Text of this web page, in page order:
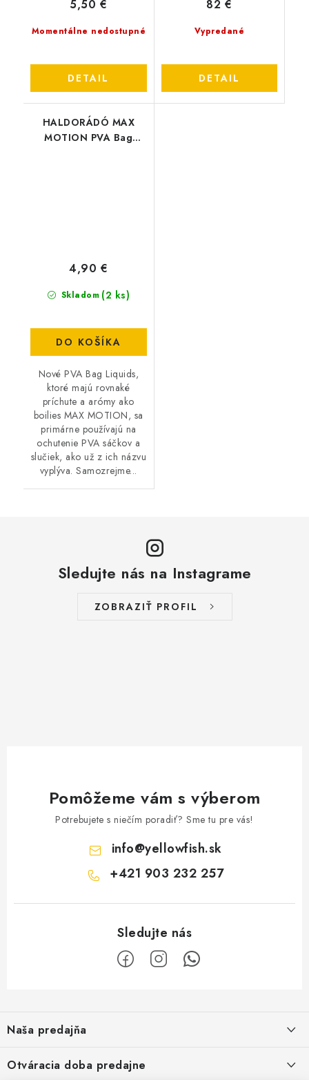
Momentálne nedostupné
5,50 €
DETAIL
Vypredané
82 €
DETAIL
HALDORÁDÓ MAX
MOTION PVA Bag
Skladom (2 ks)
4,90 €
DO KOŠÍKA
Nové PVA Bag Liquids,
ktoré majú rovnaké
príchute a arómy ako
boilies MAX MOTION, sa
primárne používajú na
ochutenie PVA sáčkov a
slučiek, ako už z ich názvu
vyplýva. Samozrejme...
Sledujte nás na Instagrame
ZOBRAZIŤ PROFIL
Pomôžeme vám s výberom
Potrebujete s niečím poradiť? Sme tu pre vás!
info@yellowfish.sk
+421 903 232 257
p
ä
Naša predajňa
Námestie Slobody 1164/1,
Otváracia doba predajne